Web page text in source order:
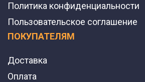
Политика конфиденциальности
Пользовательское соглашение
ПОКУПАТЕЛЯМ
Доставка
Оплата